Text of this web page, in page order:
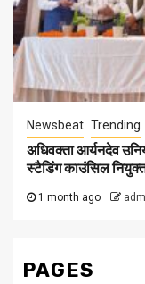
Newsbeat Trending
अधिवक्ता आर्यनदेव
स्टैडिंग काउंसिल
1 month ago
PAGES